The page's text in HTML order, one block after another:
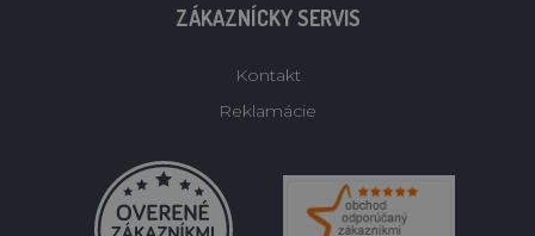
ZÁKAZNÍCKY SERVIS
Kontakt
Reklamácie